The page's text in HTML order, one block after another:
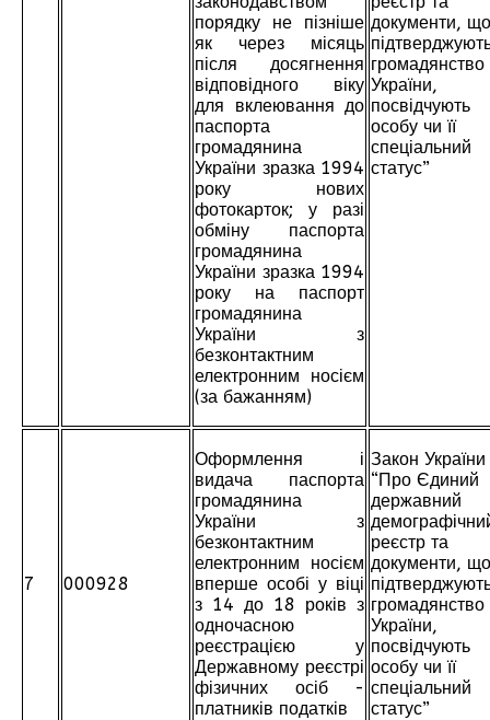
порядку не пізніше
як через місяць
після досягнення
відповідного віку
для вклеювання до
паспорта
громадянина
України зразка 1994
року нових
фотокарток; у разі
обміну паспорта
громадянина
України зразка 1994
року на паспорт
громадянина
України з
безконтактним
електронним носієм
(за бажанням)
документи, що
громадянство
України,
посвідчують
особу чи її
спеціальний
статус”
7 000928
Оформлення і
видача паспорта
громадянина
України з
безконтактним
електронним носієм
вперше особі у віці
з 14 до 18 років з
одночасною
реєстрацією у
Державному реєстрі
фізичних осіб -
платників податків
Закон України
“Про Єдиний
державний
реєстр та
документи, що
громадянство
України,
посвідчують
особу чи її
спеціальний
статус”